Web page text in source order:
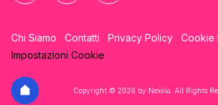
Chi Siamo Contatti Privacy Policy
Cookie
Impostazioni Cookie
Copyright © 2026 by Nexilia. All Rights